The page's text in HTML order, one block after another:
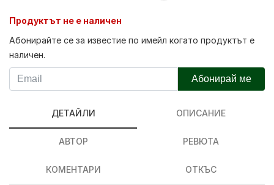
Продуктът не е наличен
Абонирайте се за известие по имейл когато продуктът е
наличен.
Абонирай ме
ДЕТАЙЛИ ОПИСАНИЕ
АВТОР РЕВЮТА
КОМЕНТАРИ ОТКЪС